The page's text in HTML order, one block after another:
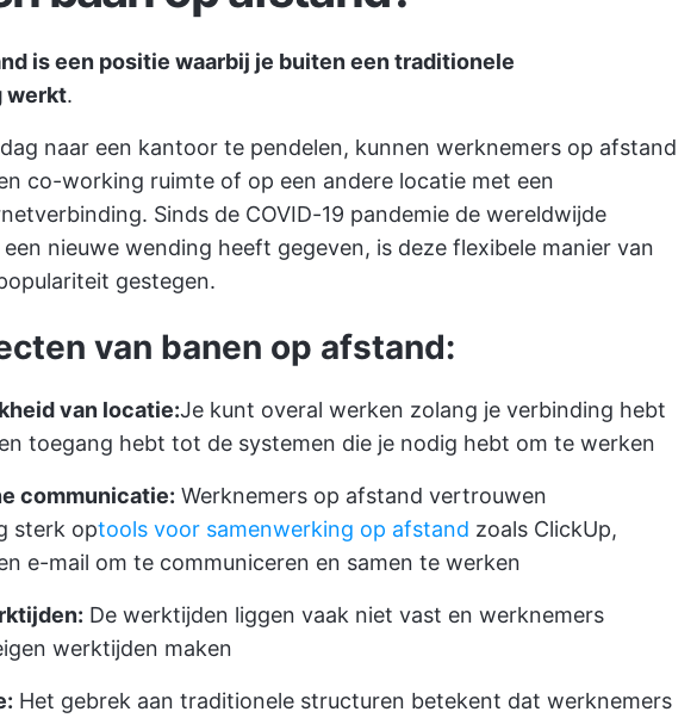
is een positie waarbij je buiten een traditionele
werkt.
naar een kantoor te pendelen, kunnen werknemers op afstand
co-working ruimte of op een andere locatie met een
Sinds de COVID-19 pandemie de wereldwijde
nieuwe wending heeft gegeven, is deze flexibele manier van
gestegen.
van banen op afstand:
van locatie:Je kunt overal werken zolang je verbinding hebt
toegang hebt tot de systemen die je nodig hebt om te werken
communicatie: Werknemers op afstand vertrouwen
sterk optools voor samenwerking op afstand zoals ClickUp,
e-mail om te communiceren en samen te werken
De werktijden liggen vaak niet vast en werknemers
werktijden maken
Het gebrek aan traditionele structuren betekent dat werknemers